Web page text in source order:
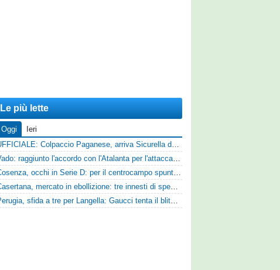
Le più lette
Oggi
Ieri
UFFICIALE: Colpaccio Paganese, arriva Sicurella dalla Scafatese
Vado: raggiunto l'accordo con l'Atalanta per l'attaccante Frederick Samuel Ndongue
Cosenza, occhi in Serie D: per il centrocampo spunta anche Gerardo Di Gilio
Casertana, mercato in ebollizione: tre innesti di spessore per lo scacchiere di Vinicio Espinal
Perugia, sfida a tre per Langella: Gaucci tenta il blitz per il centrocampista del Cosenza